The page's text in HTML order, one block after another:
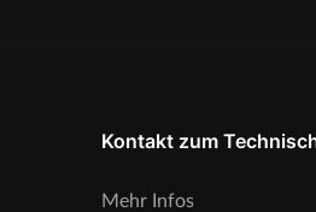
Kontakt zum
Mehr Infos